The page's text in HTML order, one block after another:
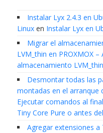
Instalar Lyx 2.4.3 en
Linuxen Instalar Lyx en
Migrar el
LVM_thin en PROXMOX
almacenamiento
Desmontar todas las
montadas en el arranque
Ejecutar comandos al
Tiny Core Pure o antes
Agregar extensiones